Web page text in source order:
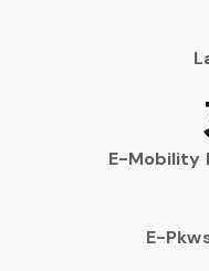
E-Mobility
E-